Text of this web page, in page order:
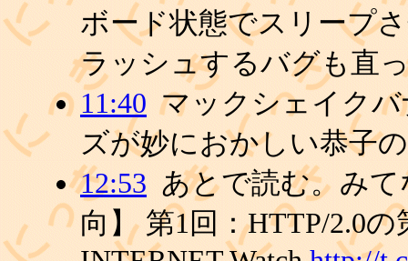
ボード状態でスリープ
ラッシュするバグも直
11:40 マックシェイク
ズが妙におかしい恭子
12:53 あとで読む。みて
向】 第1回：HTTP/2.0